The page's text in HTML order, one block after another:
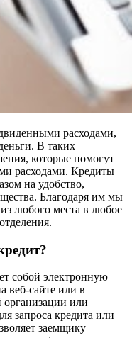
расходами,
В таких
которые помогут
расходами. Кредиты
на удобство,
Благодаря им мы
любого места в любое
собой электронную
веб-сайте или в
или
запроса кредита или
заемщику